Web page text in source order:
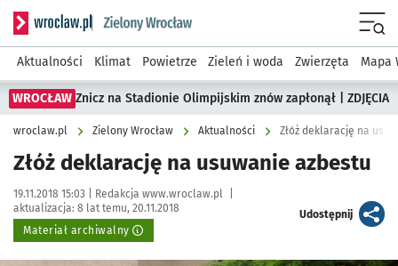
Serwis informacyjny wroclaw.pl podserwis: Środowisko we
Aktualności Klimat Powietrze Zieleń i woda Zwierzęta Mapa
WROCŁAW Znicz na Stadionie Olimpijskim znów zapłonął | ZDJĘCIA
wroclaw.pl Zielony Wrocław Aktualności Złóż deklarację na
Złóż deklarację na usuwanie azbestu
Data publikacji:
19.11.2018 15:03 | Autor:
Redakcja www.wroclaw.pl
aktualizacja: 8 lat temu, 20.11.2018
Materiał archiwalny
Udostępnijartykuł